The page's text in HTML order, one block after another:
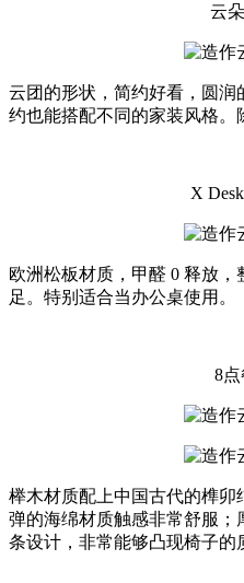
云
云团的形状，简约好看，圆
约也能搭配不同的家装风格。
X
欧洲松板材质，甲醛 0 释放
足。特别适合当办公桌使用。
8
榉木材质配上中国古代的榫卯
弹的海绵材质触感非常舒服
条设计，非常能够凸现椅子的